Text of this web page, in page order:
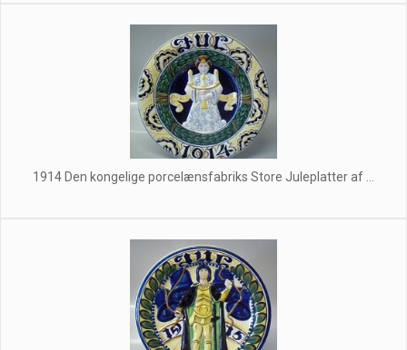
1914 Den kongelige porcelænsfabriks Store Juleplatter af ...